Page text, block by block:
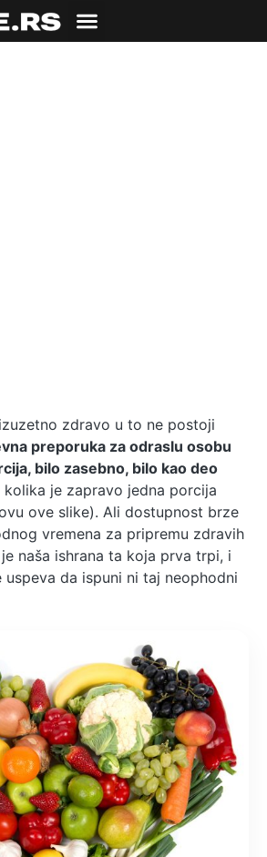
zdravo u to ne postoji
preporuka za odraslu osobu
bilo zasebno, bilo kao deo
kolika je zapravo jedna porcija
ove slike). Ali dostupnost brze
vremena za pripremu zdravih
naša ishrana ta koja prva trpi, i
da ispuni ni taj neophodni